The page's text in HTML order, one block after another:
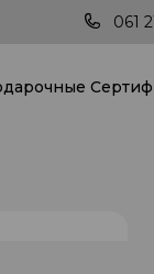
всегда под
061